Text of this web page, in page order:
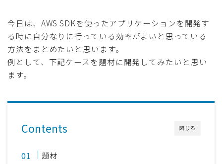
今日は、AWS SDKを使ったアプリケーションを開発す
る時に自分なりに行っている効率がよいと思っている
方法をまとめたいと思います。
例として、下記ケースを題材に開発してみたいと思い
ます。
閉じる
Contents
題材